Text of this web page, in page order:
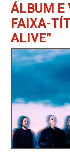
ÁLBUM E
FAIXA-
ALIVE”